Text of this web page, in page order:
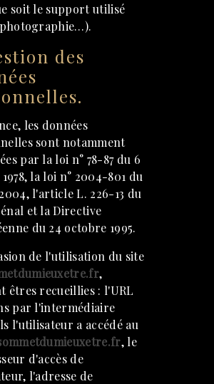
soit le support utilisé
des
les données
sont notamment
par la loi n° 78-87 du 6
la loi n° 2004-801 du
l'article L. 226-13 du
et la Directive
du 24 octobre 1995.
de l'utilisation du site
,
êtres recueillies : l'URL
par l'intermédiaire
l'utilisateur a accédé au
, le
d'accès de
l'adresse de